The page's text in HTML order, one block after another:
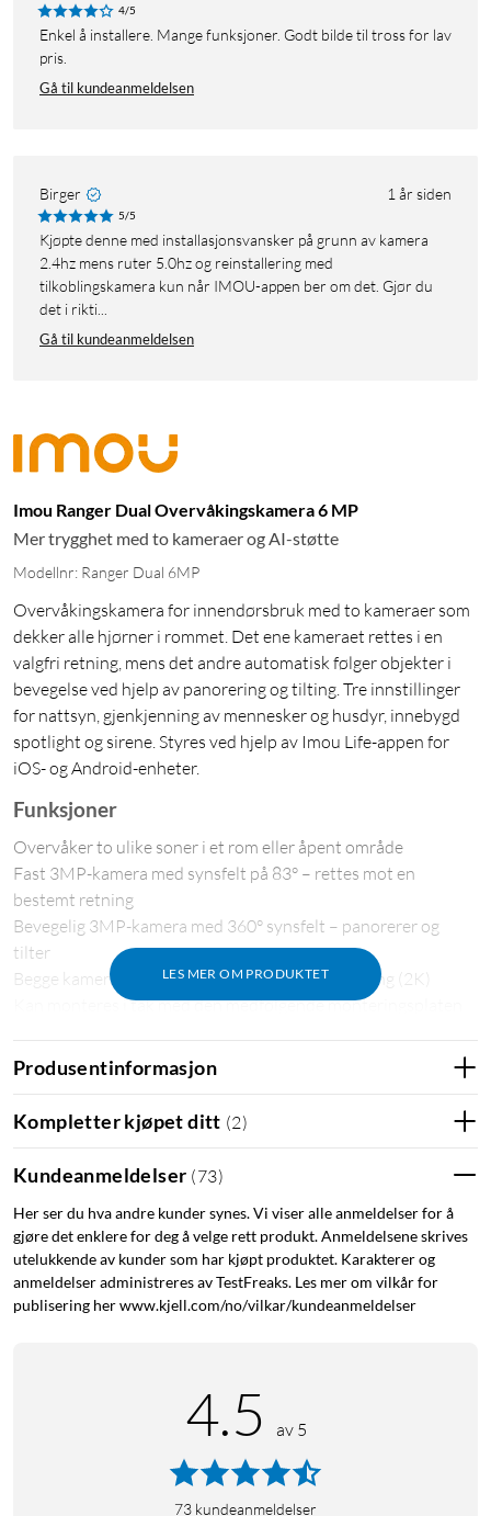
4/5
Enkel å installere. Mange funksjoner. Godt bilde til tross for lav
pris.
Gå til kundeanmeldelsen
Birger 1 år siden
5/5
Kjøpte denne med installasjonsvansker på grunn av kamera
2.4hz mens ruter 5.0hz og reinstallering med
tilkoblingskamera kun når IMOU-appen ber om det. Gjør du
det i rikti...
Gå til kundeanmeldelsen
Imou Ranger Dual Overvåkingskamera 6 MP
Mer trygghet med to kameraer og AI-støtte
Modellnr: Ranger Dual 6MP
Overvåkingskamera for innendørsbruk med to kameraer som
dekker alle hjørner i rommet. Det ene kameraet rettes i en
valgfri retning, mens det andre automatisk følger objekter i
bevegelse ved hjelp av panorering og tilting. Tre innstillinger
for nattsyn, gjenkjenning av mennesker og husdyr, innebygd
spotlight og sirene. Styres ved hjelp av Imou Life-appen for
iOS- og Android-enheter.
LES MER OM PRODUKTET
Funksjoner
Overvåker to ulike soner i et rom eller åpent område
Fast 3MP-kamera med synsfelt på 83° – rettes mot en
bestemt retning
Bevegelig 3MP-kamera med 360° synsfelt – panorerer og
tilter
Begge kameraene spiller inn video i høy oppløsning (2K)
Kan monteres i tak med den medfølgende monteringsplaten
Tre innstillinger for klar og tydelig innspilling av video i mørket
AI-gjenkjenning av lyd, mennesker og husdyr
Utløser alarm og sender et varsel til smartenheten din når
bevegelse oppdages
Høyttaler og mikrofon for toveiskommunikasjon via appen.
Overvåkingsområdet kan begrenses for f.eks. å unngå falske
alarmer
Privat modus – kamerat kan slås av med et knappetrykk i
appen
Lagrer video på minnekort, i skyen eller på en
kameraet overvåke rommet fritt, får du en fleksibel
Produsentinformasjon
Kompletter kjøpet ditt (2)
Kundeanmeldelser (73)
Her ser du hva andre kunder synes. Vi viser alle anmeldelser for å
gjøre det enklere for deg å velge rett produkt. Anmeldelsene skrives
utelukkende av kunder som har kjøpt produktet. Karakterer og
anmeldelser administreres av TestFreaks. Les mer om vilkår for
publisering her www.kjell.com/no/vilkar/kundeanmeldelser
4.5 av 5
73 kundeanmeldelser